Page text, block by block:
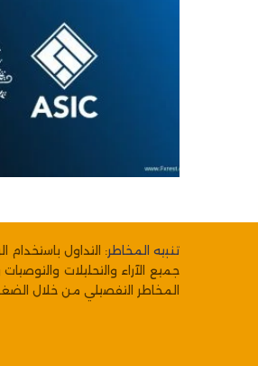
تنبيه المخاطر: التداول
جميع الآراء والتحليلات
المخاطر التفصيلي من خلال